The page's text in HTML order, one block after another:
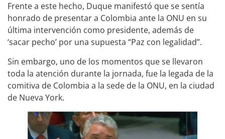
Frente a este hecho, Duque manifestó que se sentía
honrado de presentar a Colombia ante la ONU en su
última intervención como presidente, además de
‘sacar pecho’ por una supuesta “Paz con legalidad”.
Sin embargo, uno de los momentos que se llevaron
toda la atención durante la jornada, fue la legada de la
comitiva de Colombia a la sede de la ONU, en la ciudad
de Nueva York.